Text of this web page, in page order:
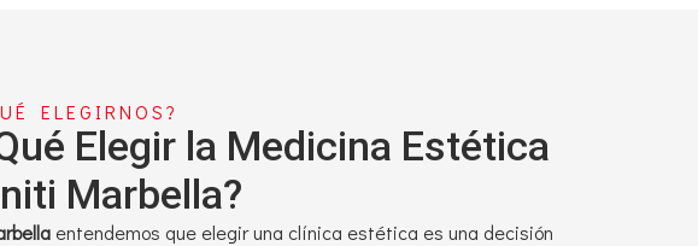
ELEGIRNOS?
Elegir la Medicina Estética
Marbella?
entendemos que elegir una clínica estética es una decisión